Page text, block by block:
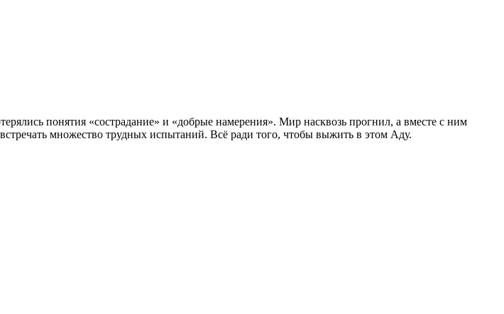
понятия «сострадание» и «добрые намерения». Мир насквозь прогнил, а вместе с ним
множество трудных испытаний. Всё ради того, чтобы выжить в этом Аду.